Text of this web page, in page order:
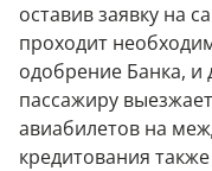
оставив заявку на
проходит
одобрение Банка, и
пассажиру
авиабилетов на
кредитования